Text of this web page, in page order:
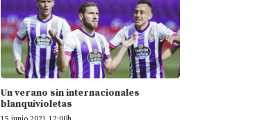
Un verano sin internacionales
blanquivioletas